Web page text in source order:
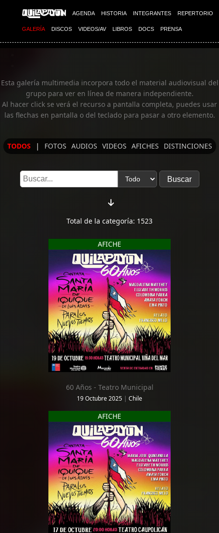
AGENDA HISTORIA INTEGRANTES REPERTORIO
GALERÍA DISCOS VIDEOS/AV LIBROS DOCS PRENSA
Imagen 06
Esta galería multimedia incorpora todo el material audiovisual del
grupo para ver en línea de manera independiente.
Al hacer click se verá el recurso a pantalla completa, puedes usar
las flechas en pantalla o del teclado para pasar a otro elemento.
TODOS | FOTOS AUDIOS VIDEOS AFICHES DISTINCIONES
Total de la categoría: 1523
AFICHE
60 Años - Teatro Municipal
19 Octubre 2025 | Chile
AFICHE